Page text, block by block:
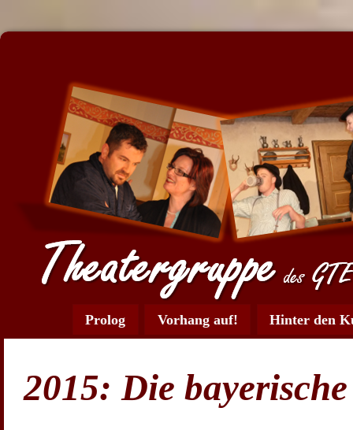
Prolog Vorhang auf! Hinter den
2015: Die